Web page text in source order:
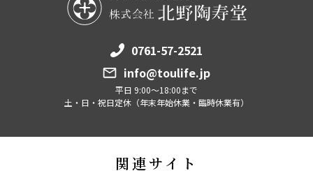
0761-57-2521
info@toulife.jp
平日 9:00～18:00まで
土・日・祝日定休（年末年始休業・臨時休業有）
関連サイト